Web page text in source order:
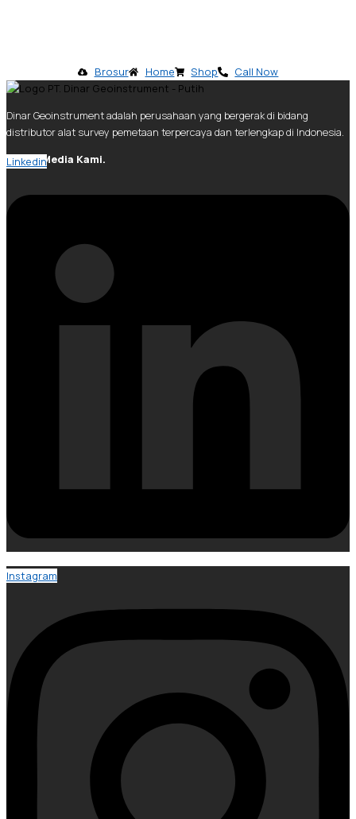
Brosur Home Shop Call Now
Dinar Geoinstrument adalah perusahaan yang bergerak di bidang
distributor alat survey pemetaan terpercaya dan terlengkap di Indonesia.
Social Media Kami.
Linkedin
Instagram